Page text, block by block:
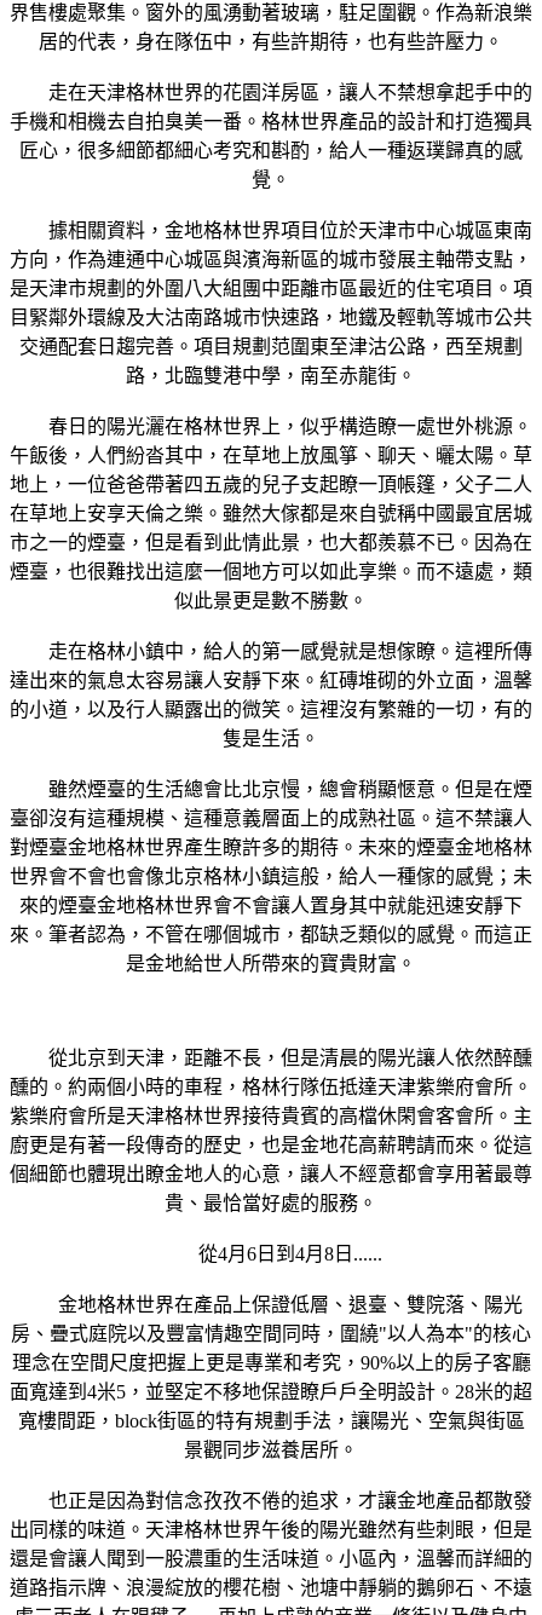
界售樓處聚集。窗外的風湧動著玻璃，駐足圍觀。作為新浪樂
居的代表，身在隊伍中，有些許期待，也有些許壓力。
走在天津格林世界的花園洋房區，讓人不禁想拿起手中的
手機和相機去自拍臭美一番。格林世界產品的設計和打造獨具
匠心，很多細節都細心考究和斟酌，給人一種返璞歸真的感
覺。
據相關資料，金地格林世界項目位於天津市中心城區東南
方向，作為連通中心城區與濱海新區的城市發展主軸帶支點，
是天津市規劃的外圍八大組團中距離市區最近的住宅項目。項
目緊鄰外環線及大沽南路城市快速路，地鐵及輕軌等城市公共
交通配套日趨完善。項目規劃范圍東至津沽公路，西至規劃
路，北臨雙港中學，南至赤龍街。
春日的陽光灑在格林世界上，似乎構造瞭一處世外桃源。
午飯後，人們紛沓其中，在草地上放風箏、聊天、曬太陽。草
地上，一位爸爸帶著四五歲的兒子支起瞭一頂帳篷，父子二人
在草地上安享天倫之樂。雖然大傢都是來自號稱中國最宜居城
市之一的煙臺，但是看到此情此景，也大都羨慕不已。因為在
煙臺，也很難找出這麼一個地方可以如此享樂。而不遠處，類
似此景更是數不勝數。
走在格林小鎮中，給人的第一感覺就是想傢瞭。這裡所傳
達出來的氣息太容易讓人安靜下來。紅磚堆砌的外立面，溫馨
的小道，以及行人顯露出的微笑。這裡沒有繁雜的一切，有的
隻是生活。
雖然煙臺的生活總會比北京慢，總會稍顯愜意。但是在煙
臺卻沒有這種規模、這種意義層面上的成熟社區。這不禁讓人
對煙臺金地格林世界產生瞭許多的期待。未來的煙臺金地格林
世界會不會也會像北京格林小鎮這般，給人一種傢的感覺；未
來的煙臺金地格林世界會不會讓人置身其中就能迅速安靜下
來。筆者認為，不管在哪個城市，都缺乏類似的感覺。而這正
是金地給世人所帶來的寶貴財富。
從北京到天津，距離不長，但是清晨的陽光讓人依然醉醺
醺的。約兩個小時的車程，格林行隊伍抵達天津紫樂府會所。
紫樂府會所是天津格林世界接待貴賓的高檔休閑會客會所。主
廚更是有著一段傳奇的歷史，也是金地花高薪聘請而來。從這
個細節也體現出瞭金地人的心意，讓人不經意都會享用著最尊
貴、最恰當好處的服務。
從4月6日到4月8日......
金地格林世界在產品上保證低層、退臺、雙院落、陽光
房、疊式庭院以及豐富情趣空間同時，圍繞"以人為本"的核心
理念在空間尺度把握上更是專業和考究，90%以上的房子客廳
面寬達到4米5，並堅定不移地保證瞭戶戶全明設計。28米的超
寬樓間距，block街區的特有規劃手法，讓陽光、空氣與街區
景觀同步滋養居所。
也正是因為對信念孜孜不倦的追求，才讓金地產品都散發
出同樣的味道。天津格林世界午後的陽光雖然有些刺眼，但是
還是會讓人聞到一股濃重的生活味道。小區內，溫馨而詳細的
道路指示牌、浪漫綻放的櫻花樹、池塘中靜躺的鵝卵石、不遠